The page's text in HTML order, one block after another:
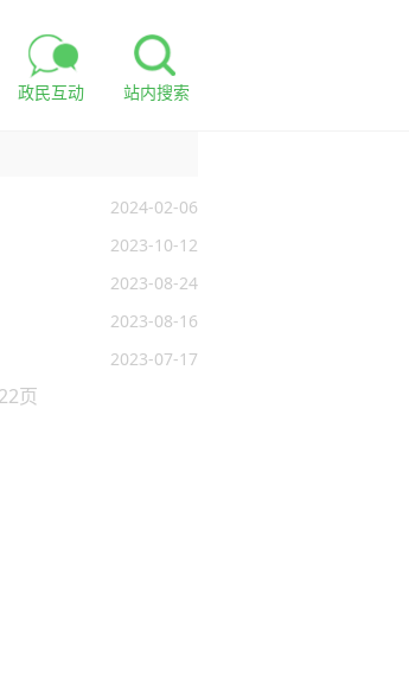
政民互动 站内搜索
2024-02-06
2023-10-12
2023-08-24
2023-08-16
2023-07-17
页